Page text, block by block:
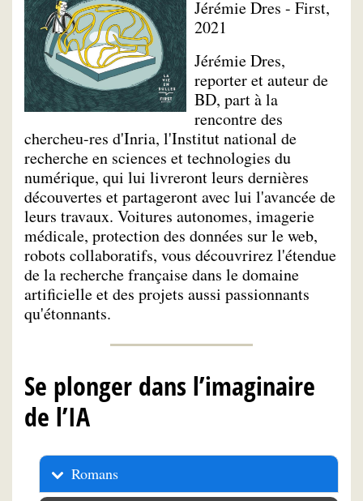
Jérémie Dres - First,
2021
Jérémie Dres,
reporter et auteur de
BD, part à la
rencontre des
chercheu-res d'Inria, l'Institut national de
recherche en sciences et technologies du
numérique, qui lui livreront leurs dernières
découvertes et partageront avec lui l'avancée de
leurs travaux. Voitures autonomes, imagerie
médicale, protection des données sur le web,
robots collaboratifs, vous découvrirez l'étendue
de la recherche française dans le domaine
artificielle et des projets aussi passionnants
qu'étonnants.
Se plonger dans l’imaginaire
de l’IA
Romans